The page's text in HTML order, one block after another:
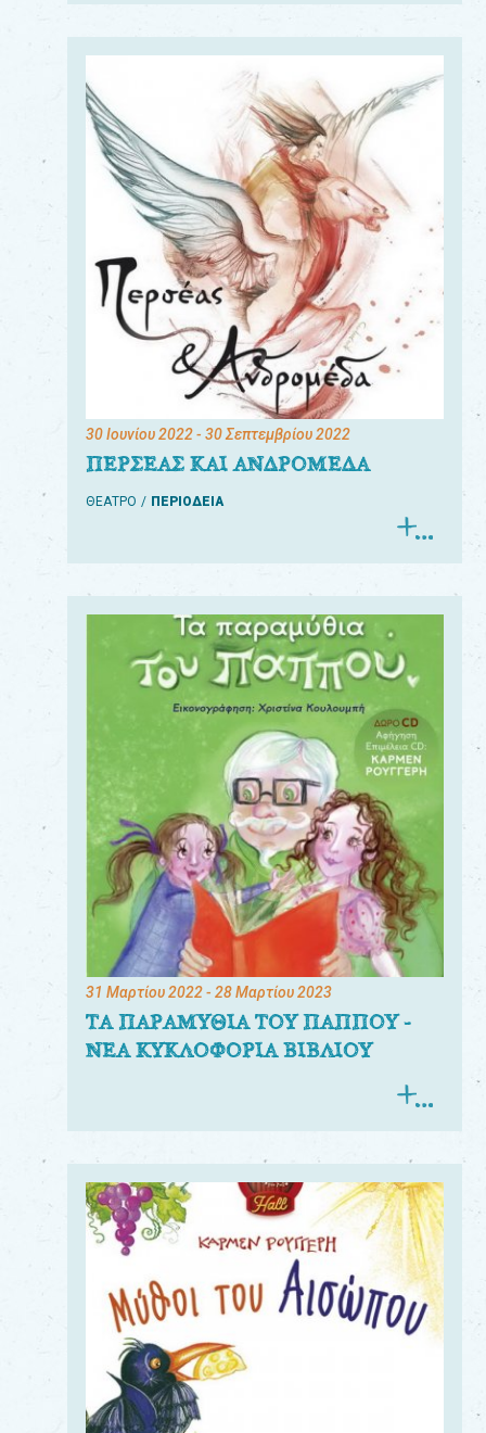
30 Ιουνίου 2022- 30 Σεπτεμβρίου 2022
ΠΕΡΣΕΑΣ ΚΑΙ ΑΝΔΡΟΜΕΔΑ
ΘΕΑΤΡΟ ΠΕΡΙΟΔΕΙΑ
31 Μαρτίου 2022- 28 Μαρτίου 2023
ΤΑ ΠΑΡΑΜΥΘΙΑ ΤΟΥ ΠΑΠΠΟΥ -
ΝΕΑ ΚΥΚΛΟΦΟΡΙΑ ΒΙΒΛΙΟΥ